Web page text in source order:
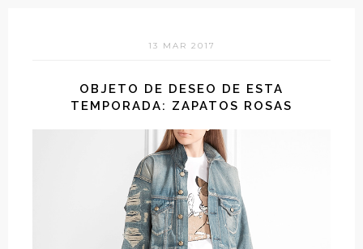
13 MAR 2017
OBJETO DE DESEO DE ESTA
TEMPORADA: ZAPATOS ROSAS